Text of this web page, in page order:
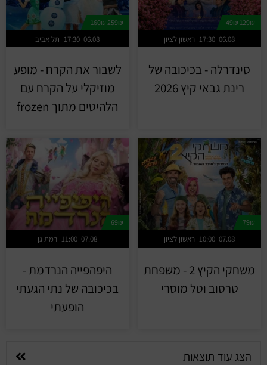
129₪
ראשון לציון 17:30 06.08
סינדרלה - בכיכובה של
רינת גבאי קיץ 2026
259₪
160₪
תל אביב 17:30 06.08
לשבור את הקרח - מופע
מוזיקלי על הקרח עם
הלהיטים מתוך frozen
79₪
ראשון לציון 10:00 07.08
משחקי הקיץ 2 - משפחת
טרסוב וטל מוסרי
69₪
רמת גן 11:00 07.08
היפהפייה הנרדמת -
בכיכובה של נתי הגעתי
הופעתי
הצג עוד תוצאות